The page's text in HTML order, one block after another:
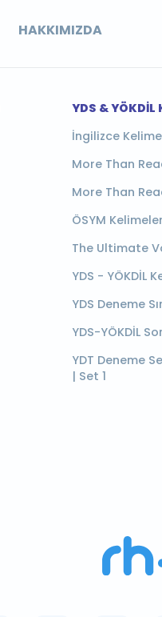
HAKKIMIZDA
YDS &
İngilizce
More Than
More Than
ÖSYM
The Ultimate
YDS - YÖKDİL
YDS Deneme
YDS-YÖKDİL
YDT Deneme
| Set 1